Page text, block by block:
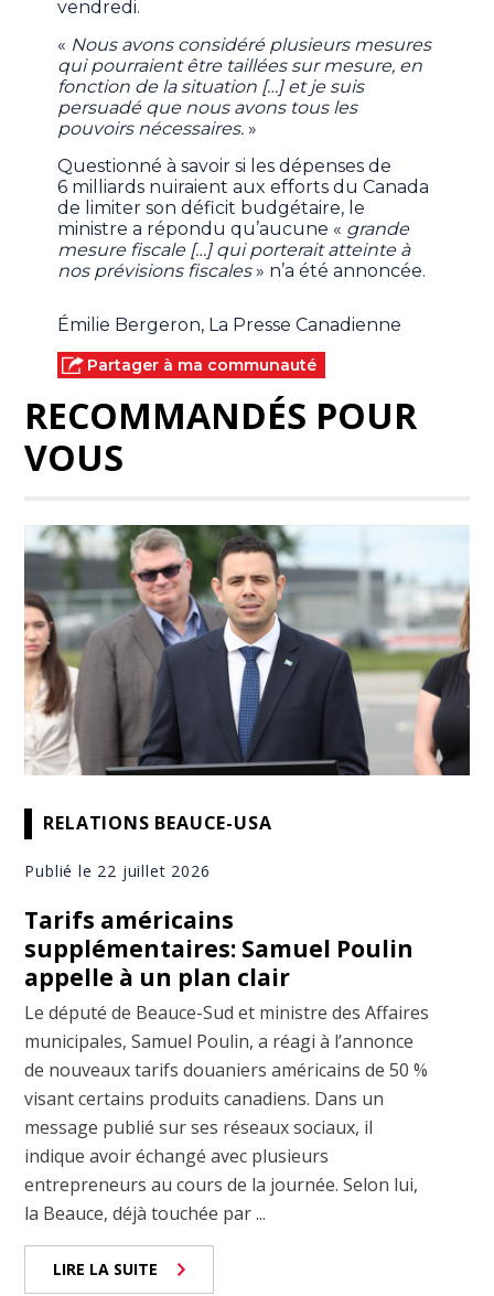
vendredi.
« Nous avons considéré plusieurs mesures
qui pourraient être taillées sur mesure, en
fonction de la situation […] et je suis
persuadé que nous avons tous les
pouvoirs nécessaires. »
Questionné à savoir si les dépenses de
6 milliards nuiraient aux efforts du Canada
de limiter son déficit budgétaire, le
ministre a répondu qu’aucune « grande
mesure fiscale […] qui porterait atteinte à
nos prévisions fiscales» n’a été annoncée.
Émilie Bergeron, La Presse Canadienne
Partager à ma communauté
RECOMMANDÉS POUR
VOUS
RELATIONS BEAUCE-USA
Publié le 22 juillet 2026
Tarifs américains
supplémentaires: Samuel Poulin
appelle à un plan clair
Le député de Beauce-Sud et ministre des Affaires
municipales, Samuel Poulin, a réagi à l’annonce
de nouveaux tarifs douaniers américains de 50 %
visant certains produits canadiens. Dans un
message publié sur ses réseaux sociaux, il
indique avoir échangé avec plusieurs
entrepreneurs au cours de la journée. Selon lui,
la Beauce, déjà touchée par ...
LIRE LA SUITE